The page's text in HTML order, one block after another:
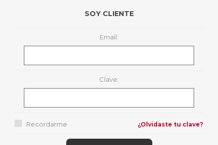
SOY CLIENTE
Email:
Clave:
Recordarme ¿Olvidaste tu clave?